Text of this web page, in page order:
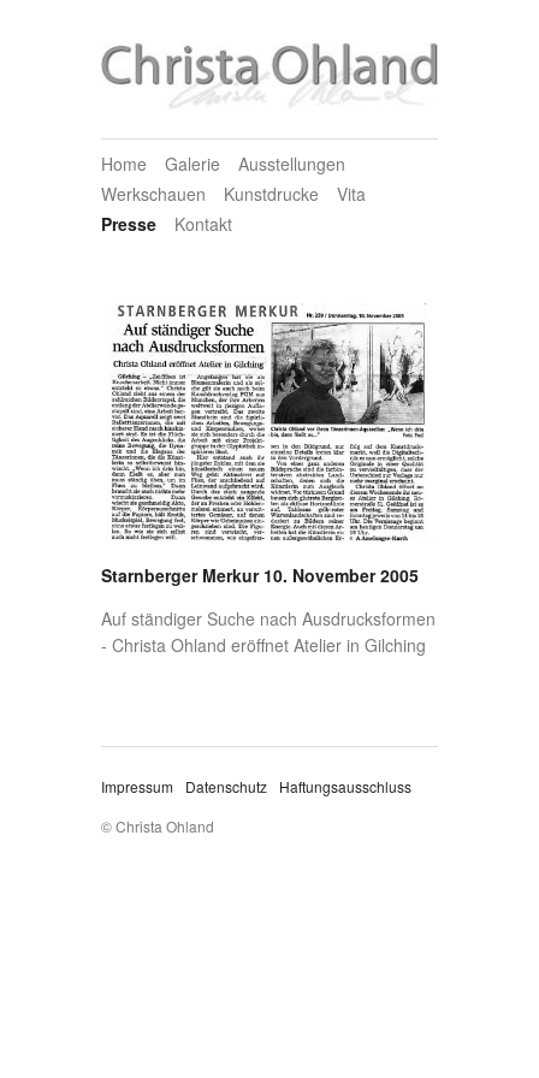
Home Galerie
Ausstellungen
Werkschauen
Kunstdrucke
Vita
Presse
Kontakt
Starnberger Merkur 10. November 2005
Auf ständiger Suche nach Ausdrucksformen
- Christa Ohland eröffnet Atelier in Gilching
Impressum Datenschutz
Haftungsausschluss
© Christa Ohland